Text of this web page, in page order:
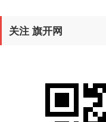
关注 旗开网